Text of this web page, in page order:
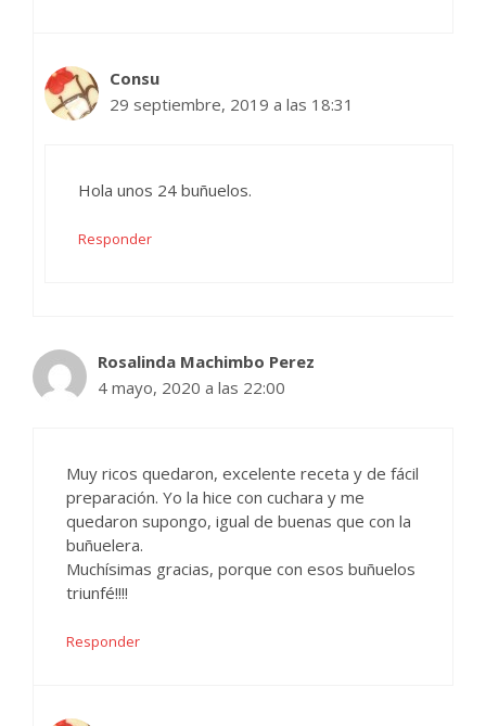
Consu
29 septiembre, 2019 a las 18:31
Hola unos 24 buñuelos.
Responder
Rosalinda Machimbo Perez
4 mayo, 2020 a las 22:00
Muy ricos quedaron, excelente receta y de fácil
preparación. Yo la hice con cuchara y me
quedaron supongo, igual de buenas que con la
buñuelera.
Muchísimas gracias, porque con esos buñuelos
triunfé!!!!
Responder